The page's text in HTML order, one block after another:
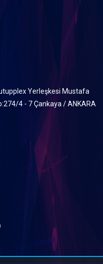
Yerleşkesi Mustafa
4 - 7 Çankaya / ANKARA